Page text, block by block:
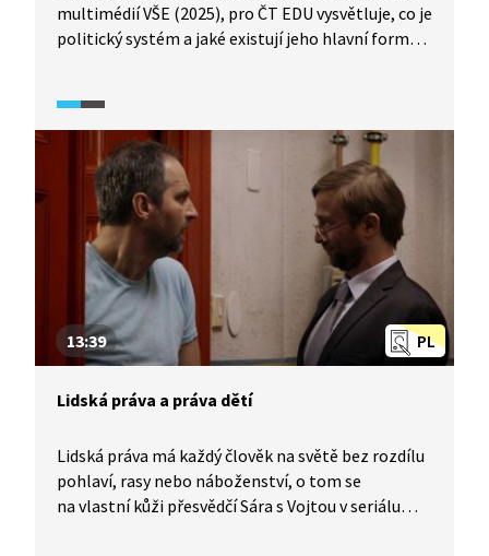
multimédií VŠE (2025), pro ČT EDU vysvětluje, co je
politický systém a jaké existují jeho hlavní formy.
i slabé stránky a připomíná, že podoba
politického systému ovlivňuje každodenní život
PL
13:39
Lidská práva a práva dětí
Lidská práva má každý člověk na světě bez rozdílu
pohlaví, rasy nebo náboženství, o tom se
na vlastní kůži přesvědčí Sára s Vojtou v seriálu